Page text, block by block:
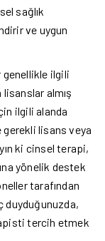
sağlık
ve uygun
ilgili
almış
ilgili alanda
lisans veya
ki cinsel terapi,
yönelik destek
tarafından
tercih etmek